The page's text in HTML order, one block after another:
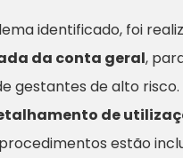
identificado, foi
da conta geral,
gestantes de alto
de
estão